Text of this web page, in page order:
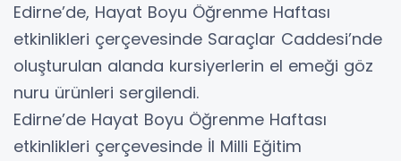
Edirne’de, Hayat Boyu Öğrenme Haftası
etkinlikleri çerçevesinde Saraçlar Caddesi’nde
oluşturulan alanda kursiyerlerin el emeği göz
nuru ürünleri sergilendi.
Edirne’de Hayat Boyu Öğrenme Haftası
etkinlikleri çerçevesinde İl Milli Eğitim